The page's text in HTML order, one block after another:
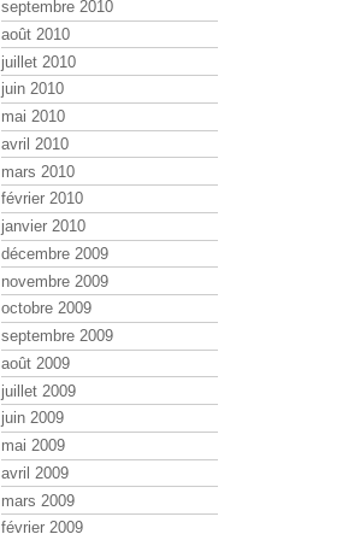
septembre 2010
août 2010
juillet 2010
juin 2010
mai 2010
avril 2010
mars 2010
février 2010
janvier 2010
décembre 2009
novembre 2009
octobre 2009
septembre 2009
août 2009
juillet 2009
juin 2009
mai 2009
avril 2009
mars 2009
février 2009